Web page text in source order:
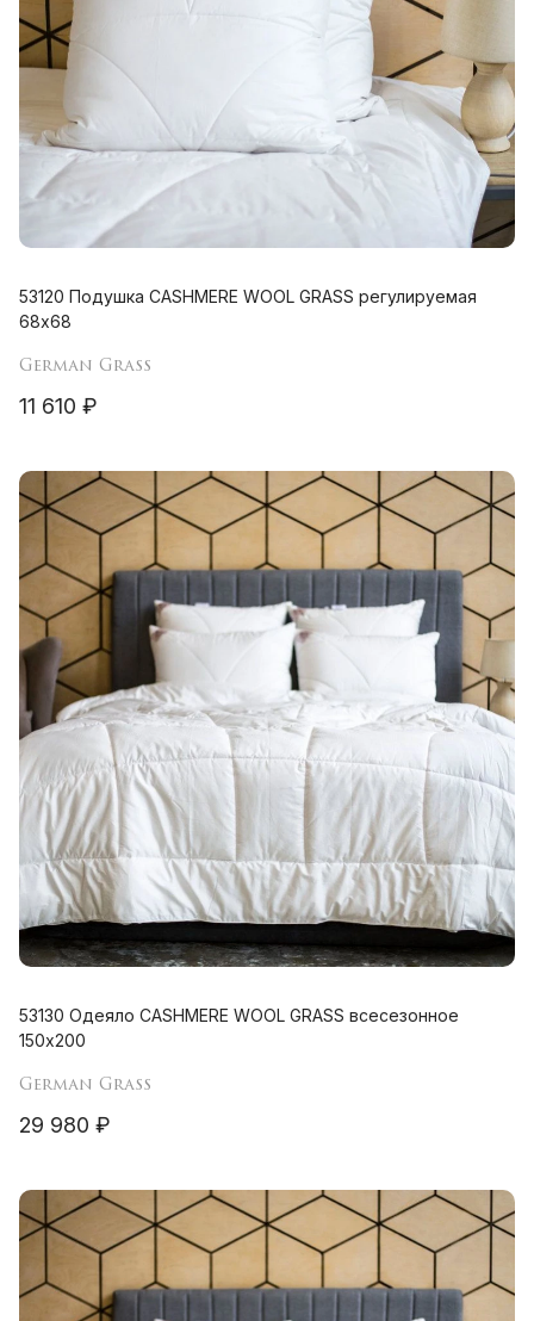
53120 Подушка CASHMERE WOOL GRASS регулируемая
68х68
German Grass
11 610 ₽
53130 Одеяло CASHMERE WOOL GRASS всесезонное
150х200
German Grass
29 980 ₽